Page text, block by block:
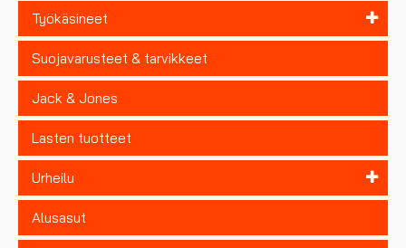
Työkäsineet
Suojavarusteet & tarvikkeet
Jack & Jones
Lasten tuotteet
Urheilu
Alusasut